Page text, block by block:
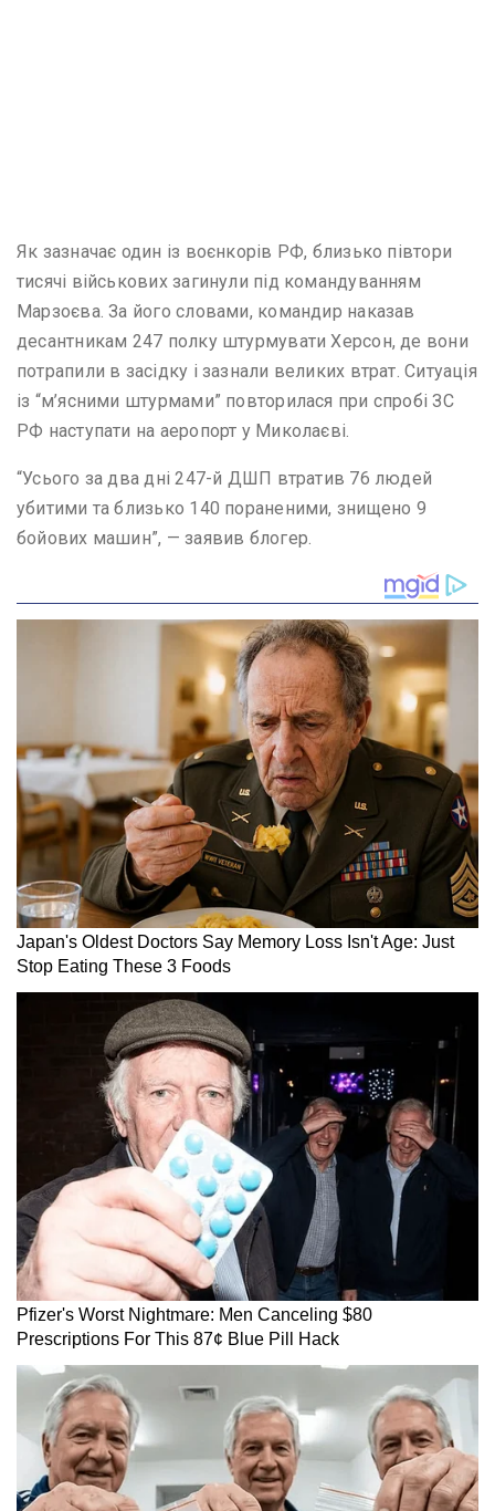
Як зазначає один із воєнкорів РФ, близько півтори
тисячі військових загинули під командуванням
Марзоєва. За його словами, командир наказав
десантникам 247 полку штурмувати Херсон, де вони
потрапили в засідку і зазнали великих втрат. Ситуація
із “м’ясними штурмами” повторилася при спробі ЗС
РФ наступати на аеропорт у Миколаєві.
“Усього за два дні 247-й ДШП втратив 76 людей
убитими та близько 140 пораненими, знищено 9
бойових машин”, — заявив блогер.